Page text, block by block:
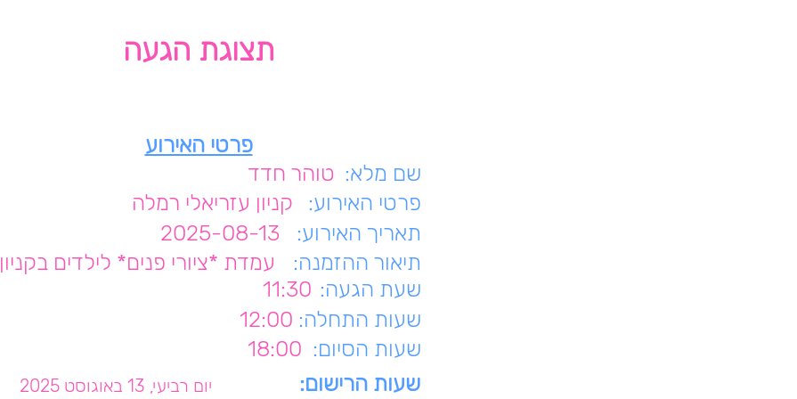
תצוגת הגעה
פרטי האירוע
שם מלא: טוהר חדד
קניון עזריאלי רמלה
פרטי האירוע:
2025-08-13
תאריך האירוע:
עמדת *ציורי פנים* לילדים בקניון
תיאור ההזמנה:
11:30 שעת הגעה:
12:00 שעות התחלה:
18:00 שעות הסיום:
יום רביעי, 13 באוגוסט 2025 שעות הרישום: